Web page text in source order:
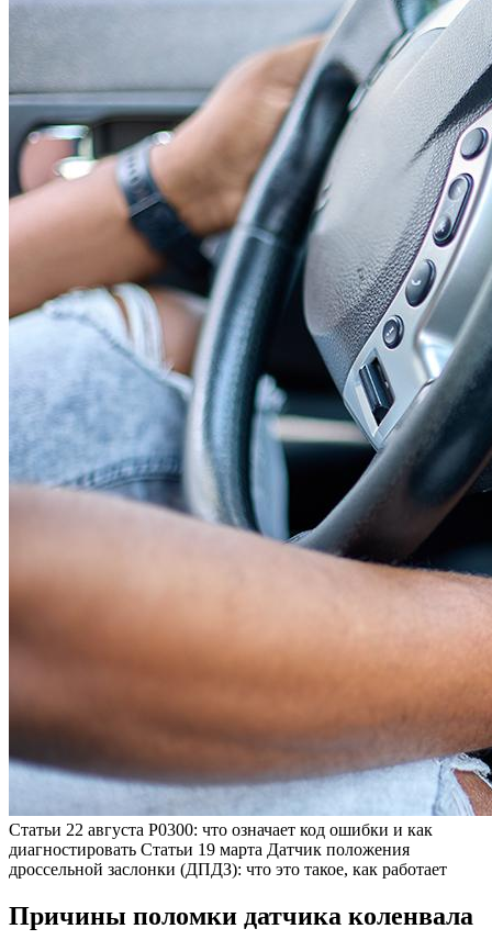
Статьи 22 августа P0300: что означает код ошибки и как
диагностировать Статьи 19 марта Датчик положения
дроссельной заслонки (ДПДЗ): что это такое, как работает
Причины поломки датчика коленвала